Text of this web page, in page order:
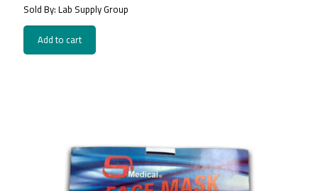
Sold By: Lab Supply Group
Add to cart